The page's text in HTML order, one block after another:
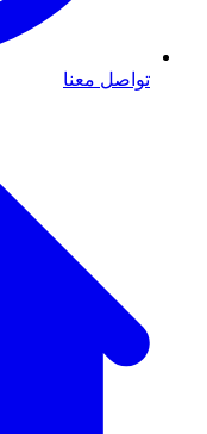
تواصل معنا